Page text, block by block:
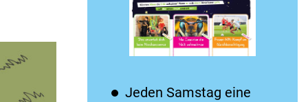
Jeden Samstag eine